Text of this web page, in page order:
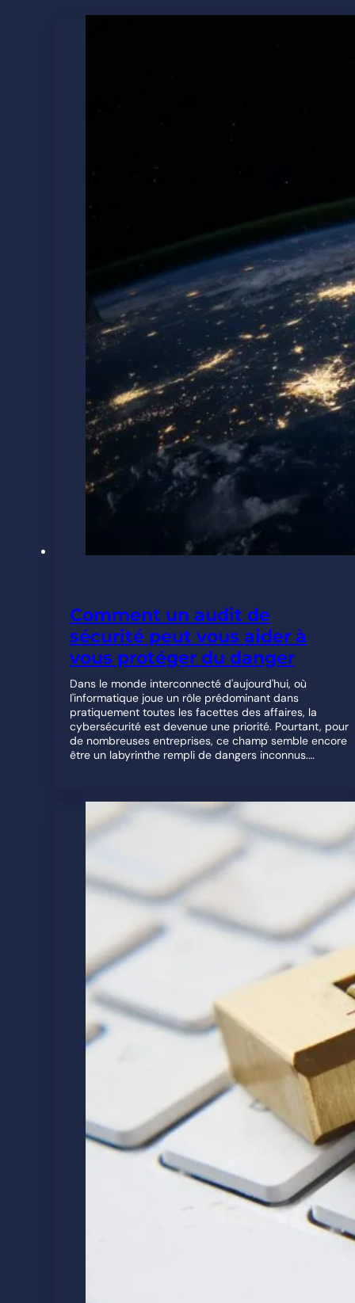
Comment un audit de
sécurité peut vous aider à
vous protéger du danger
Dans le monde interconnecté d'aujourd'hui, où
l'informatique joue un rôle prédominant dans
pratiquement toutes les facettes des affaires, la
cybersécurité est devenue une priorité. Pourtant, pour
de nombreuses entreprises, ce champ semble encore
être un labyrinthe rempli de dangers inconnus.…